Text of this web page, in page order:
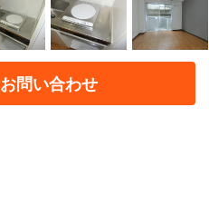
お問い合わせ